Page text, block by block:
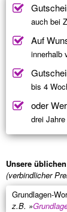
auch bei
Auf
innerhalb
bis 4
oder
drei
Unsere
(verbindlicher
Grundlagen-
z.B. »